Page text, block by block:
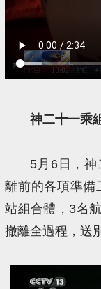
神二十一乘
5月6日，
離前的各項準備
站組合體，3名
撤離全過程，送